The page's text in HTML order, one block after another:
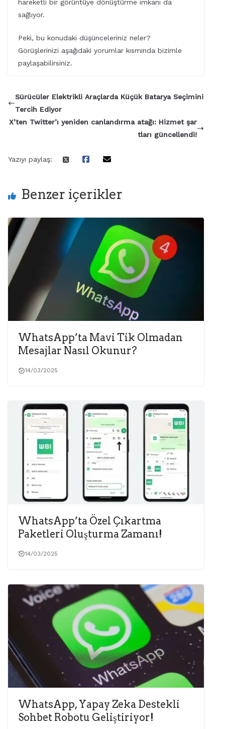
hareketli bir görüntüye dönüştürme imkanı da
sağlıyor.
Peki, bu konudaki düşünceleriniz neler?
Görüşlerinizi aşağıdaki yorumlar kısmında bizimle
paylaşabilirsiniz.
Sürücüler Elektrikli Araçlarda Küçük Batarya Seçimini
Tercih Ediyor
X’ten Twitter’ı yeniden canlandırma atağı: Hizmet şar
tları güncellendi!
Yazıyı paylaş:
Benzer içerikler
WhatsApp’ta Mavi Tik Olmadan
Mesajlar Nasıl Okunur?
14/03/2025
WhatsApp’ta Özel Çıkartma
Paketleri Oluşturma Zamanı!
14/03/2025
WhatsApp, Yapay Zeka Destekli
Sohbet Robotu Geliştiriyor!